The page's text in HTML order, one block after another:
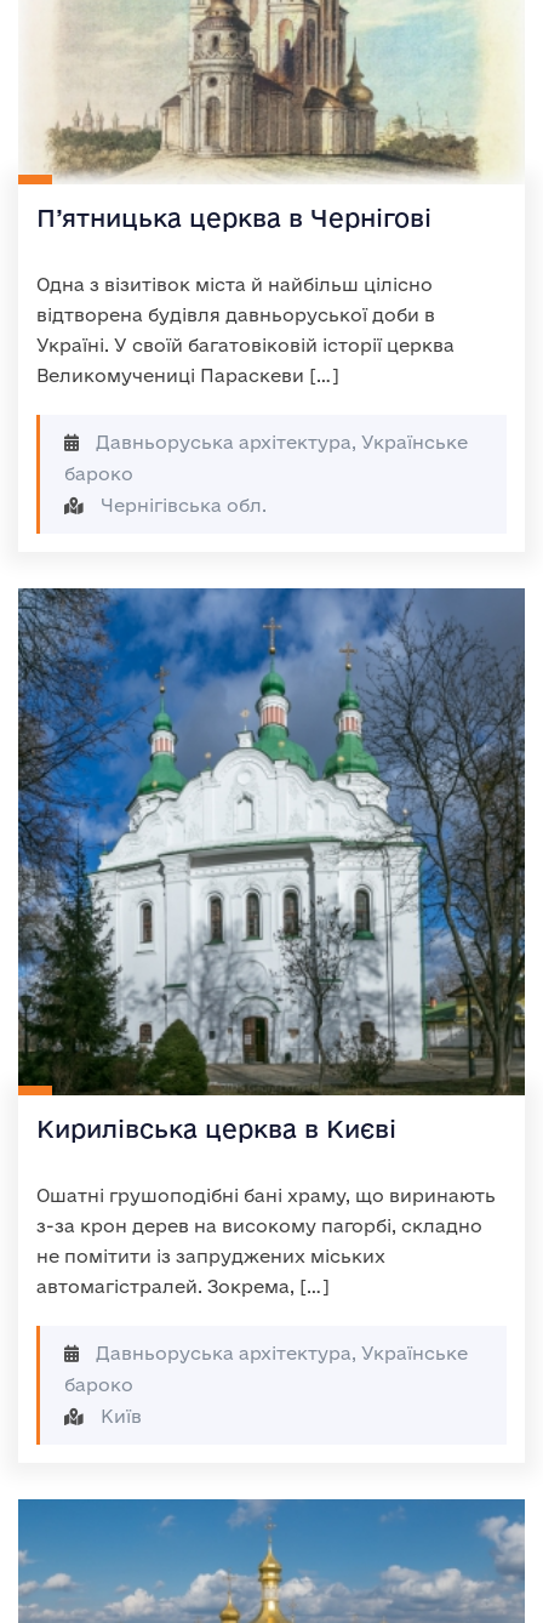
П’ятницька церква в Чернігові
Одна з візитівок міста й найбільш цілісно
відтворена будівля давньоруської доби в
Україні. У своїй багатовіковій історії церква
Великомучениці Параскеви […]
Давньоруська архітектура, Українське
бароко
Чернігівська обл.
Кирилівська церква в Києві
Ошатні грушоподібні бані храму, що виринають
з-за крон дерев на високому пагорбі, складно
не помітити із запруджених міських
автомагістралей. Зокрема, […]
Давньоруська архітектура, Українське
бароко
Київ